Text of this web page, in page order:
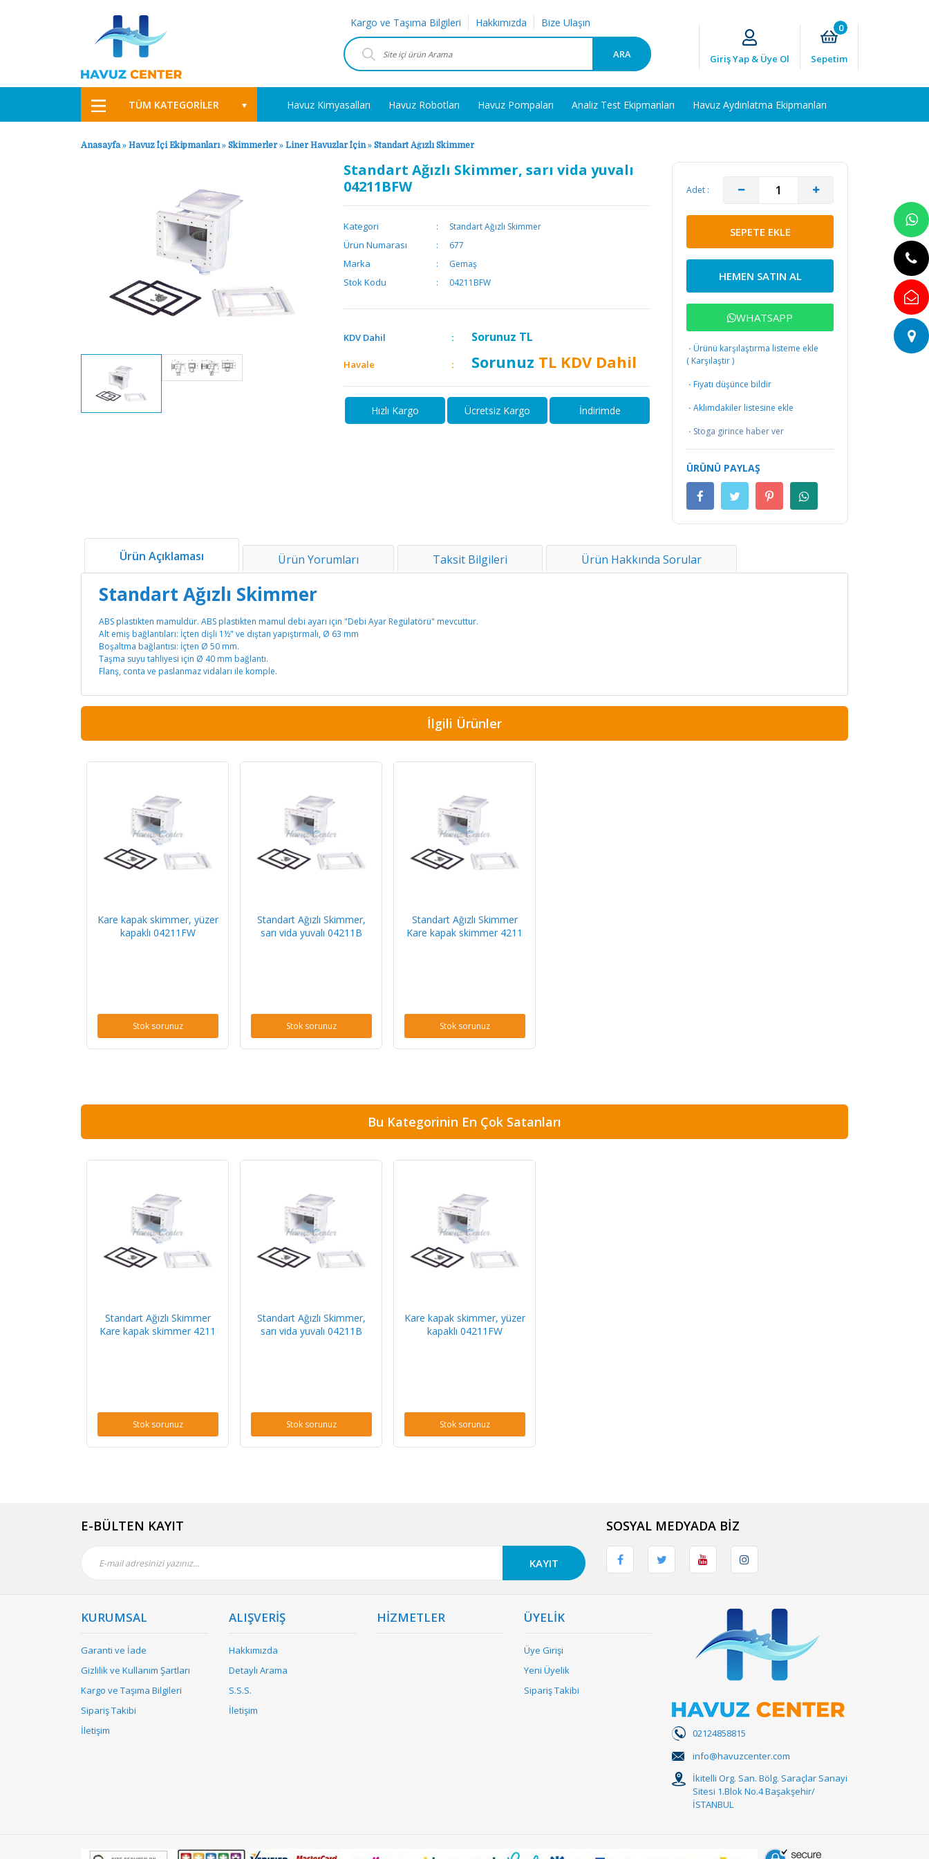
Kargo ve Taşıma Bilgileri Hakkımızda Bize Ulaşın
ARA Giriş Yap & Üye Ol
0
Sepetim
TÜM KATEGORİLER Havuz Kimyasalları Havuz Robotları Havuz Pompaları Analiz Test Ekipmanları Havuz Aydınlatma Ekipmanları
Anasayfa» Havuz İçi Ekipmanları» Skimmerler» Liner Havuzlar İçin» Standart Ağızlı Skimmer
Standart Ağızlı Skimmer, sarı vida yuvalı
04211BFW
Kategori Standart Ağızlı Skimmer
Ürün Numarası 677
Marka Gemaş
Stok Kodu 04211BFW
KDV Dahil Sorunuz TL
Havale Sorunuz TL KDV Dahil
Hızlı Kargo Ücretsiz Kargo İndirimde
Adet :
SEPETE EKLE
HEMEN SATIN AL
WHATSAPP
· Ürünü karşılaştırma listeme ekle
( Karşılaştır)
· Fiyatı düşünce bildir
· Aklımdakiler listesine ekle
· Stoga girince haber ver
ÜRÜNÜ PAYLAŞ
Ürün Açıklaması Ürün Yorumları Taksit Bilgileri Ürün Hakkında Sorular
Standart Ağızlı Skimmer
ABS plastikten mamuldür. ABS plastikten mamul debi ayarı için "Debi Ayar Regülatörü" mevcuttur.
Alt emiş bağlantıları: İçten dişli 1½" ve dıştan yapıştırmalı, Ø 63 mm
Boşaltma bağlantısı: İçten Ø 50 mm.
Taşma suyu tahliyesi için Ø 40 mm bağlantı.
Flanş, conta ve paslanmaz vidaları ile komple.
İlgili Ürünler
Kare kapak skimmer, yüzer
kapaklı 04211FW
Stok sorunuz
Standart Ağızlı Skimmer,
sarı vida yuvalı 04211B
Stok sorunuz
Standart Ağızlı Skimmer
Kare kapak skimmer 4211
Stok sorunuz
Bu Kategorinin En Çok Satanları
Standart Ağızlı Skimmer
Kare kapak skimmer 4211
Stok sorunuz
Standart Ağızlı Skimmer,
sarı vida yuvalı 04211B
Stok sorunuz
Kare kapak skimmer, yüzer
kapaklı 04211FW
Stok sorunuz
E-BÜLTEN KAYIT
KAYIT
SOSYAL MEDYADA BİZ
KURUMSAL
Garanti ve İade
Gizlilik ve Kullanım Şartları
Kargo ve Taşıma Bilgileri
Sipariş Takibi
İletişim
ALIŞVERİŞ
Hakkımızda
Detaylı Arama
S.S.S.
İletişim
HİZMETLER ÜYELİK
Üye Girişi
Yeni Üyelik
Sipariş Takibi
02124858815
info@havuzcenter.com
İkitelli Org. San. Bölg. Saraçlar Sanayi
Sitesi 1.Blok No.4 Başakşehir/
İSTANBUL